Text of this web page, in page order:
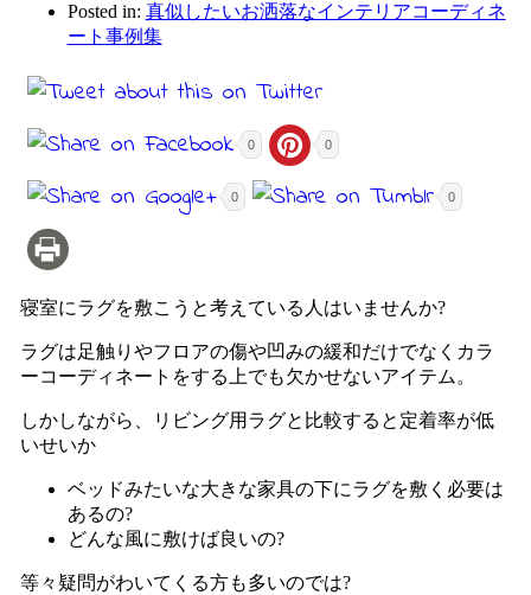
Posted in: 真似したいお洒落なインテリアコーディネ
ート事例集
0 0
0 0
寝室にラグを敷こうと考えている人はいませんか?
ラグは足触りやフロアの傷や凹みの緩和だけでなくカラ
ーコーディネートをする上でも欠かせないアイテム。
しかしながら、リビング用ラグと比較すると定着率が低
いせいか
ベッドみたいな大きな家具の下にラグを敷く必要は
あるの?
どんな風に敷けば良いの?
等々疑問がわいてくる方も多いのでは?